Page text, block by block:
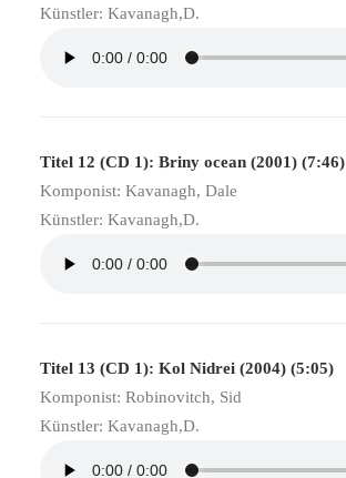
Künstler: Kavanagh,D.
Titel 12 (CD 1): Briny ocean (2001) (7:46)
Komponist: Kavanagh, Dale
Künstler: Kavanagh,D.
Titel 13 (CD 1): Kol Nidrei (2004) (5:05)
Komponist: Robinovitch, Sid
Künstler: Kavanagh,D.